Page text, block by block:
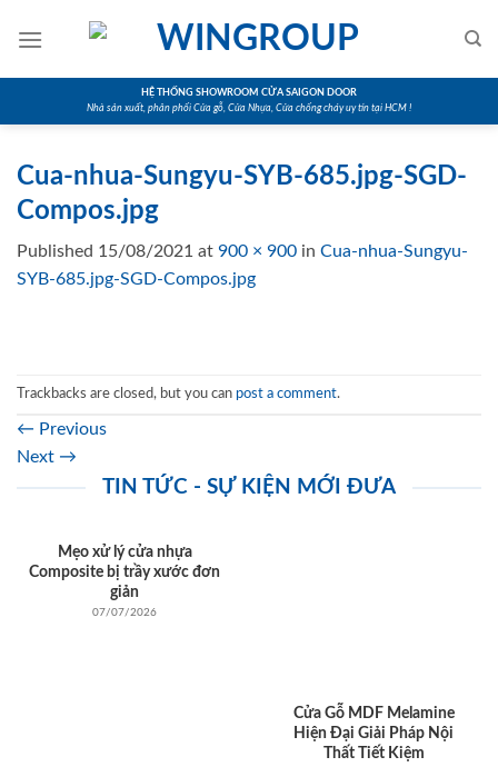
HỆ THỐNG SHOWROOM CỬA SAIGON DOOR
Nhà sản xuất, phân phối Cửa gỗ, Cửa Nhựa, Cửa chống cháy uy tín tại HCM !
Cua-nhua-Sungyu-SYB-685.jpg-SGD-
Compos.jpg
Published 15/08/2021 at 900 × 900 in Cua-nhua-Sungyu-
SYB-685.jpg-SGD-Compos.jpg
Trackbacks are closed, but you can post a comment.
← Previous
Next →
TIN TỨC - SỰ KIỆN MỚI ĐƯA
Mẹo xử lý cửa nhựa
Composite bị trầy xước đơn
giản
07/07/2026
Cửa Gỗ MDF Melamine
Hiện Đại Giải Pháp Nội
Thất Tiết Kiệm